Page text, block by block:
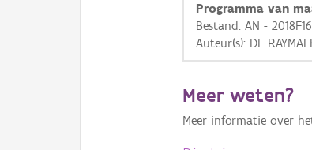
OSM-Basiskaart
Ortho
Programma van
Bestand: AN -
Auteur(s): DE
Meer weten?
Meer informatie over